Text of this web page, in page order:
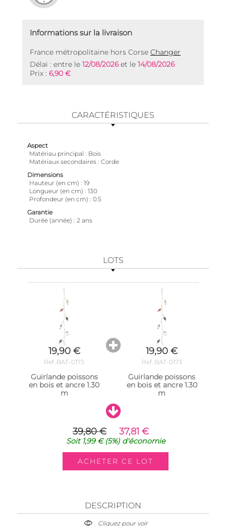
Informations sur la livraison
France métropolitaine hors Corse Changer
Délai : entre le 12/08/2026et le 14/08/2026
Prix : 6,90 €
CARACTÉRISTIQUES
Aspect
Matériau principal
Bois
Matériaux secondaires Corde
Dimensions
Hauteur (en cm)
19
Longueur (en cm)
130
Profondeur (en cm)
0.5
Garantie
Durée (année)
2 ans
LOTS
19,90 €
Ref. BAT-0173
Guirlande poissons
en bois et ancre 1.30
m
19,90 €
Ref. BAT-0173
Guirlande poissons
en bois et ancre 1.30
m
39,80 € 37,81 €
Soit 1,99 €(5%)d'économie
DESCRIPTION
Cliquez pour voir